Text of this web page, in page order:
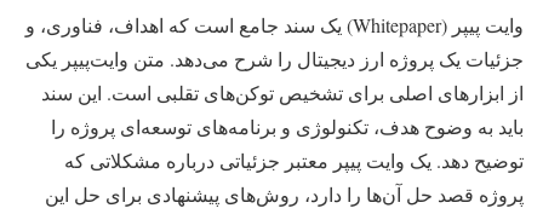
وایت پیپر (Whitepaper) یک سند جامع است که اهداف، فناوری، و
جزئیات یک پروژه ارز دیجیتال را شرح می‌دهد. متن وایت‌پیپر یکی
از ابزارهای اصلی برای تشخیص توکن‌های تقلبی است. این سند
باید به وضوح هدف، تکنولوژی و برنامه‌های توسعه‌ای پروژه را
توضیح دهد. یک وایت پیپر معتبر جزئیاتی درباره مشکلاتی که
پروژه قصد حل آن‌ها را دارد، روش‌های پیشنهادی برای حل این